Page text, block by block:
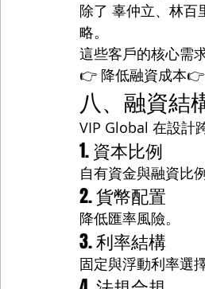
除了 辜仲立、林百
略。
這些客戶的核心需
👉 降低融資成本
八、融資結
VIP Global 在設計
1. 資本比例
自有資金與融資比例
2. 貨幣配置
降低匯率風險。
3. 利率結構
固定與浮動利率選擇